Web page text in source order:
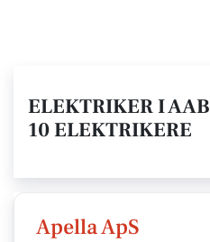
ELEKTRIKER I
10 ELEKTRIKERE
Apella ApS